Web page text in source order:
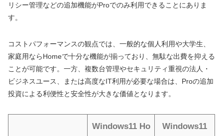
リシー管理などの追加機能がProでのみ利用できることにありま
す。
コストパフォーマンスの観点では、一般的な個人利用や大学生、
家庭用ならHomeで十分な機能が揃っており、無駄な出費を抑える
ことが可能です。一方、複数台管理やセキュリティ重視の法人・
ビジネスユース、または高度なIT利用が必要な場合は、Proの追加
投資による利便性と安全性が大きな価値となります。
Windows11 Ho
Windows11